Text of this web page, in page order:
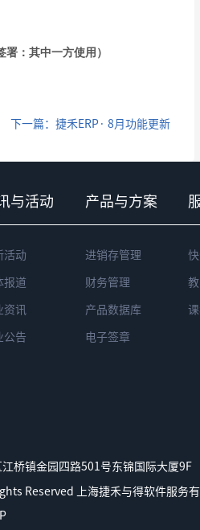
：其中一方使用）
下一篇：捷禾ERP· 8月功能更新
与活动
活动
报道
资讯
公告
产品与方案
进销存管理
财务管理
产品数据库
电子签章
快
桥镇金园四路501号东锦国际大厦9F
Reserved 上海捷禾与得软件服务